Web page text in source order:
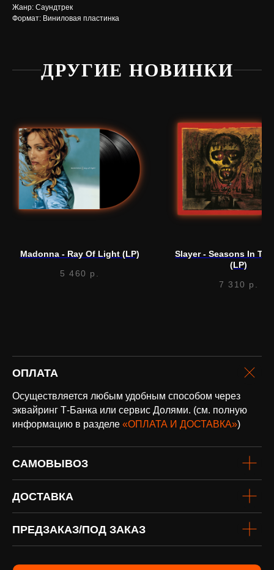
Жанр: Саундтрек
Формат: Виниловая пластинка
ДРУГИЕ НОВИНКИ
Madonna - Ray Of Light (LP)
5 460 р.
Slayer - Seasons In
(LP)
7 310 р.
ОПЛАТА
Осуществляется любым удобным способом через
эквайринг Т-Банка или сервис Долями. (см. полную
информацию в разделе «ОПЛАТА И ДОСТАВКА»)
САМОВЫВОЗ
ДОСТАВКА
ПРЕДЗАКАЗ/ПОД ЗАКАЗ
винил
Нужна
помощь?
Написать в Telegram
оплата и
доставка
Подробнее
СНГ